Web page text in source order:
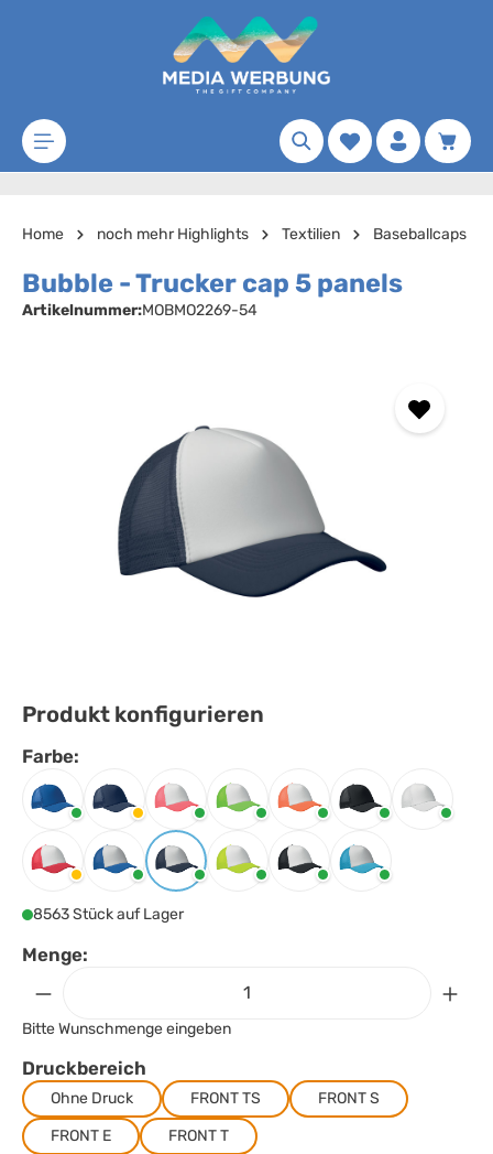
Zum Hauptinhalt springen
Merkzettel
Home noch mehr Highlights Textilien Baseballcaps
Bubble - Trucker cap 5 panels
Artikelnummer:MOBMO2269-54
Produkt konfigurieren
Farbe:
Farbe auswählen
KönigsblauMarineblauNeon fuchsiaNeon grünNeon orangeSchwarzWeiss
Weiss/rotWeiß/blauWeiß/dunkelblauWeiß/neongelbWeiß/schwarzWeiß/türkis
8563 Stück auf Lager
Menge:
Bitte Wunschmenge eingeben
Druckbereich
Ohne Druck FRONT TS
FRONT S
FRONT E
FRONT T